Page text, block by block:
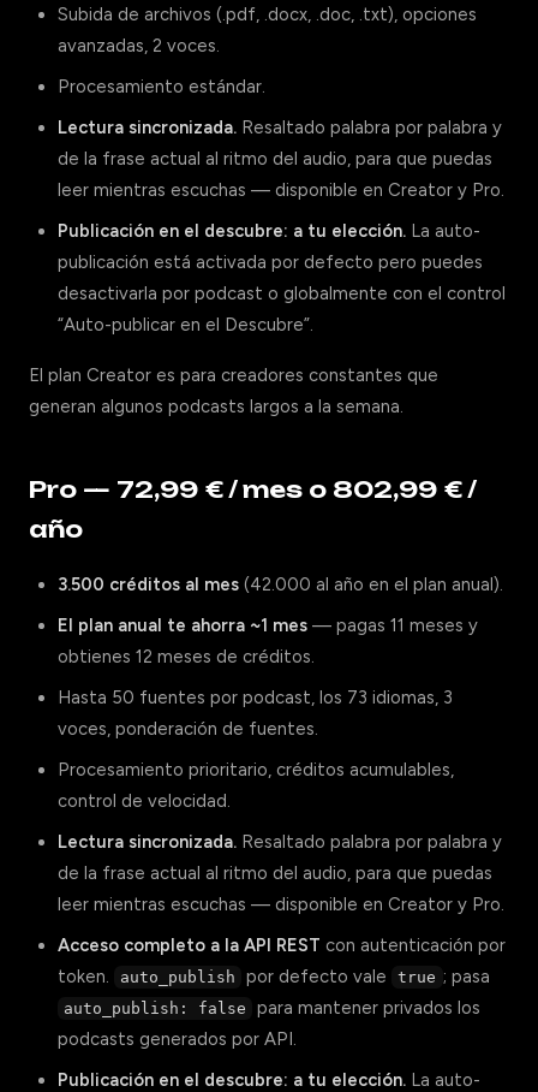
Subida de archivos (.pdf, .docx, .doc, .txt), opciones
avanzadas, 2 voces.
Procesamiento estándar.
Lectura sincronizada. Resaltado palabra por palabra y
de la frase actual al ritmo del audio, para que puedas
leer mientras escuchas — disponible en Creator y Pro.
Publicación en el descubre: a tu elección. La auto-
publicación está activada por defecto pero puedes
desactivarla por podcast o globalmente con el control
“Auto-publicar en el Descubre”.
El plan Creator es para creadores constantes que
generan algunos podcasts largos a la semana.
Pro — 72,99 € / mes o 802,99 € /
año
3.500 créditos al mes (42.000 al año en el plan anual).
El plan anual te ahorra ~1 mes — pagas 11 meses y
obtienes 12 meses de créditos.
Hasta 50 fuentes por podcast, los 73 idiomas, 3
voces, ponderación de fuentes.
Procesamiento prioritario, créditos acumulables,
control de velocidad.
Lectura sincronizada. Resaltado palabra por palabra y
de la frase actual al ritmo del audio, para que puedas
leer mientras escuchas — disponible en Creator y Pro.
Acceso completo a la API REST con autenticación por
token.
auto_publish por defecto vale true ; pasa
auto_publish: false
para mantener privados los
podcasts generados por API.
Publicación en el descubre: a tu elección. La auto-